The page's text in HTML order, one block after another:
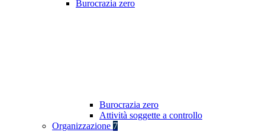
Burocrazia zero
Burocrazia zero
Attività soggette a controllo
Organizzazione 7